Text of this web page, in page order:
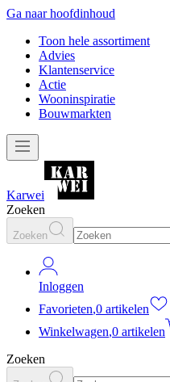
Ga naar hoofdinhoud
Toon hele assortiment
Advies
Klantenservice
Actie
Wooninspiratie
Bouwmarkten
Karwei
Zoeken
Zoeken
Inloggen
Favorieten,0 artikelen
Winkelwagen,0 artikelen
Zoeken